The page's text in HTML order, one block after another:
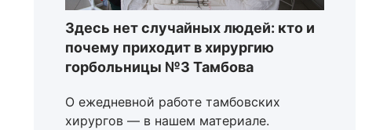
Здесь нет случайных людей: кто и
почему приходит в хирургию
горбольницы №3 Тамбова
О ежедневной работе тамбовских
хирургов — в нашем материале.